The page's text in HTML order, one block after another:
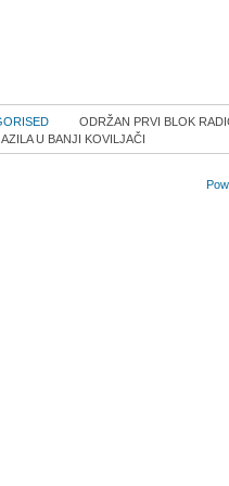
ODRŽAN PRVI BLOK
U BANJI KOVILJAČI